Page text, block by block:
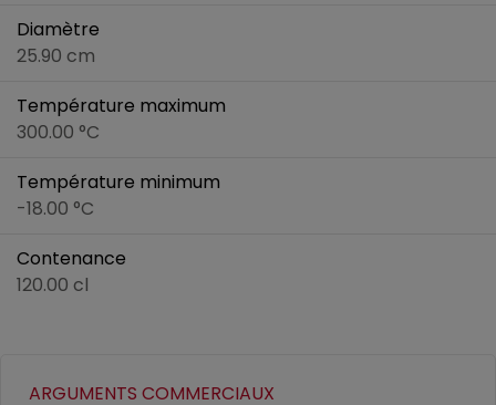
Diamètre
25.90 cm
Température maximum
300.00 °C
Température minimum
-18.00 °C
Contenance
120.00 cl
ARGUMENTS COMMERCIAUX